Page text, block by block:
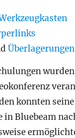
Überlagerungen
konnten seine
Bluebeam